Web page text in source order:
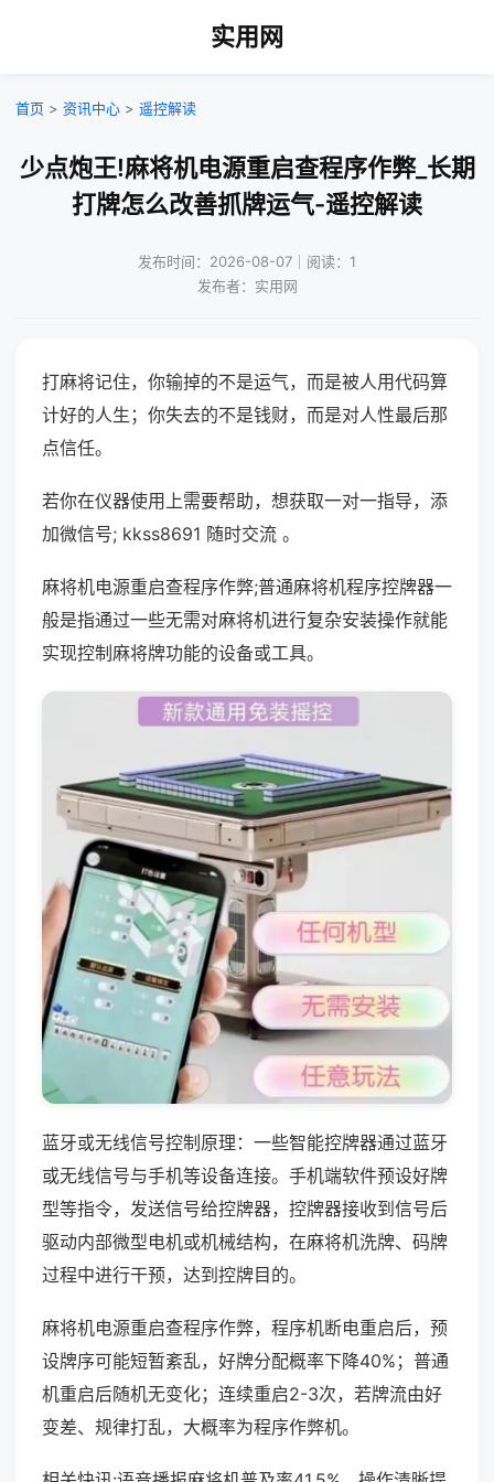
实用网
首页 > 资讯中心 > 遥控解读
少点炮王!麻将机电源重启查程序作弊_长期
打牌怎么改善抓牌运气-遥控解读
发布时间：2026-08-07｜阅读：1
发布者：实用网
打麻将记住，你输掉的不是运气，而是被人用代码算
计好的人生；你失去的不是钱财，而是对人性最后那
点信任。
若你在仪器使用上需要帮助，想获取一对一指导，添
加微信号; kkss8691 随时交流 。
麻将机电源重启查程序作弊;普通麻将机程序控牌器一
般是指通过一些无需对麻将机进行复杂安装操作就能
实现控制麻将牌功能的设备或工具。
蓝牙或无线信号控制原理：一些智能控牌器通过蓝牙
或无线信号与手机等设备连接。手机端软件预设好牌
型等指令，发送信号给控牌器，控牌器接收到信号后
驱动内部微型电机或机械结构，在麻将机洗牌、码牌
过程中进行干预，达到控牌目的。
麻将机电源重启查程序作弊，程序机断电重启后，预
设牌序可能短暂紊乱，好牌分配概率下降40%；普通
机重启后随机无变化；连续重启2-3次，若牌流由好
变差、规律打乱，大概率为程序作弊机。